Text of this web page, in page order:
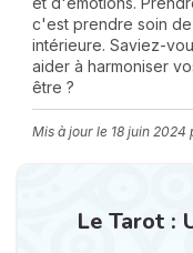
c'est prendre soin
intérieure. Saviez-
aider à harmoniser
être ?
Mis à jour le 18 juin 2024
Le Tarot :